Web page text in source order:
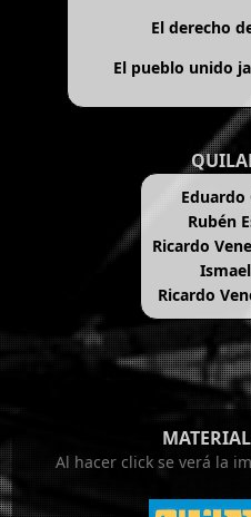
El derecho
El pueblo unido
Eduardo
Rubén
Ricardo
Ricardo
Al hacer click se verá la